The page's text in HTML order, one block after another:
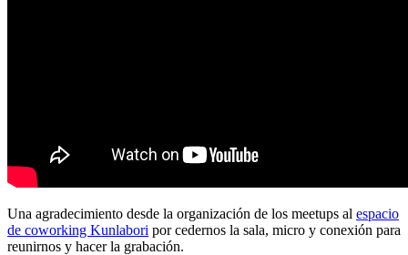
Una agradecimiento desde la organización de los meetups al espacio
de coworking Kunlabori por cedernos la sala, micro y conexión para
reunirnos y hacer la grabación.